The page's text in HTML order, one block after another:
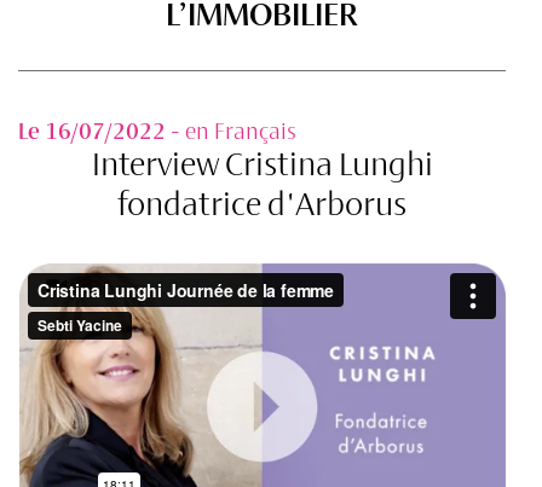
L’IMMOBILIER
Le 16/07/2022 - en Français
Interview Cristina Lunghi
fondatrice d'Arborus